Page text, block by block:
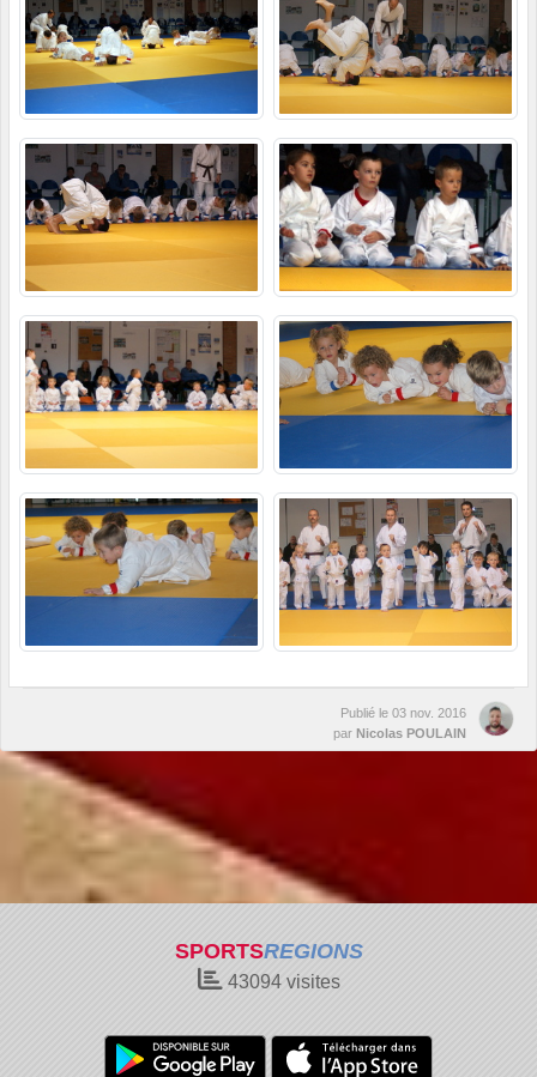
Publié le 03 nov. 2016
par Nicolas POULAIN
SPORTSREGIONS
43094visites